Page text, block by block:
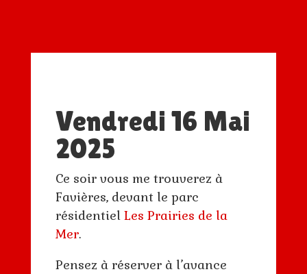
Vendredi 16 Mai
2025
Ce soir vous me trouverez à
Favières, devant le parc
résidentiel Les Prairies de la
Mer.
Pensez à réserver à l’avance